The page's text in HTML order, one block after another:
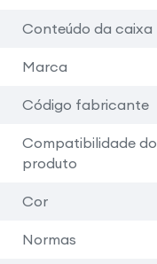
Conteúdo da caixa
Marca
Código fabricante
Compatibilidade do
produto
Cor
Normas